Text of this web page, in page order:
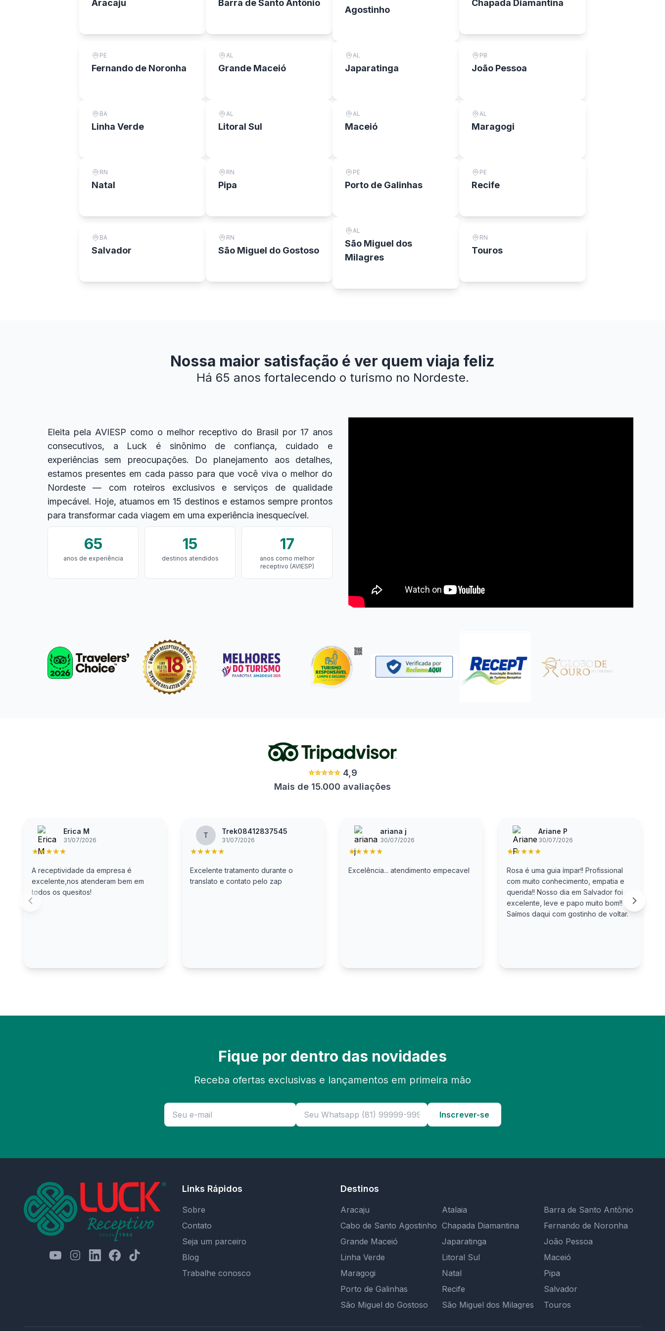
Aracaju Barra de Santo Antônio
Agostinho
Chapada Diamantina
PE
Fernando de Noronha
AL
Grande Maceió
AL
Japaratinga
PB
João Pessoa
BA
Linha Verde
AL
Litoral Sul
AL
Maceió
AL
Maragogi
RN
Natal
RN
Pipa
PE
Porto de Galinhas
PE
Recife
BA
Salvador
RN
São Miguel do Gostoso
AL
São Miguel dos
Milagres
RN
Touros
Nossa maior satisfação é ver quem viaja feliz
Há 65 anos fortalecendo o turismo no Nordeste.
Eleita pela AVIESP como o melhor receptivo do Brasil por 17 anos
consecutivos, a Luck é sinônimo de confiança, cuidado e
experiências sem preocupações. Do planejamento aos detalhes,
estamos presentes em cada passo para que você viva o melhor do
Nordeste — com roteiros exclusivos e serviços de qualidade
impecável. Hoje, atuamos em 15 destinos e estamos sempre prontos
para transformar cada viagem em uma experiência inesquecível.
65
anos de experiência
15
destinos atendidos
17
anos como melhor
receptivo (AVIESP)
⭐⭐⭐⭐⭐4,9
Mais de 15.000 avaliações
Erica M
31/07/2026
★★★★★
A receptividade da empresa é
excelente,nos atenderam bem em
todos os quesitos!
T Trek08412837545
31/07/2026
★★★★★
Excelente tratamento durante o
translato e contato pelo zap
ariana j
30/07/2026
★★★★★
Excelência... atendimento empecavel
Ariane P
30/07/2026
★★★★★
Rosa é uma guia ímpar!! Profissional
com muito conhecimento, empatia e
querida!! Nosso dia em Salvador foi
excelente, leve e papo muito bom!!
Saímos daqui com gostinho de voltar.
Fique por dentro das novidades
Receba ofertas exclusivas e lançamentos em primeira mão
Inscrever-se
Links Rápidos
Sobre
Contato
Seja um parceiro
Blog
Trabalhe conosco
Destinos
Aracaju Atalaia
Barra de Santo Antônio
Cabo de Santo Agostinho Chapada Diamantina
Fernando de Noronha
Grande Maceió
Japaratinga
João Pessoa
Linha Verde
Litoral Sul
Maceió
Maragogi
Natal
Pipa
Porto de Galinhas
Recife
Salvador
São Miguel do Gostoso
São Miguel dos Milagres Touros